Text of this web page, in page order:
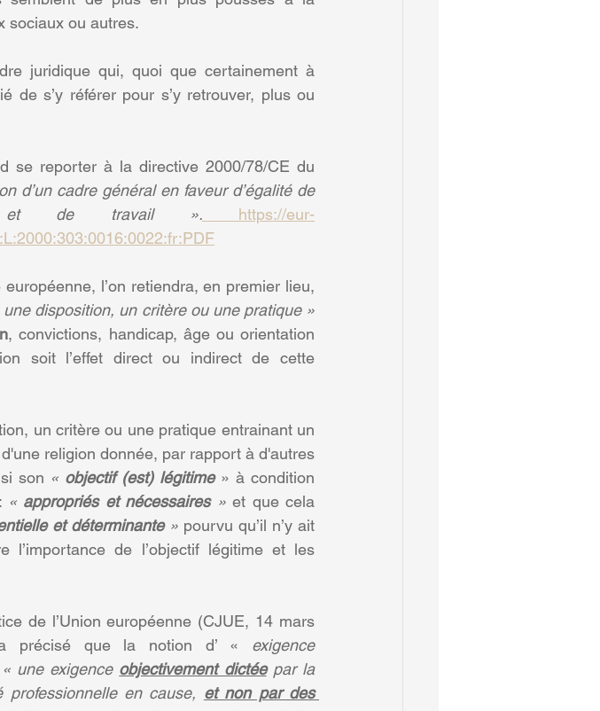
sociaux ou autres.
juridique qui, quoi que certainement à
de s’y référer pour s’y retrouver, plus ou
se reporter à la directive 2000/78/CE du
d’un cadre général en faveur d’égalité de
et de travail ».
https://eur-
l’on retiendra, en premier lieu,
une disposition, un critère ou une pratique »
, convictions, handicap, âge ou orientation
soit l’effet direct ou indirect de cette
religion donnée, par rapport à d'autres
son « objectif (est) légitime » à condition
« appropriés et nécessaires » et que cela
et déterminante » pourvu qu’il n’y ait
l’importance de l’objectif légitime et les
de l’Union européenne (CJUE, 14 mars
a précisé que la notion d’ « exigence
« une exigence objectivement dictée par la
professionnelle en cause, et non par des